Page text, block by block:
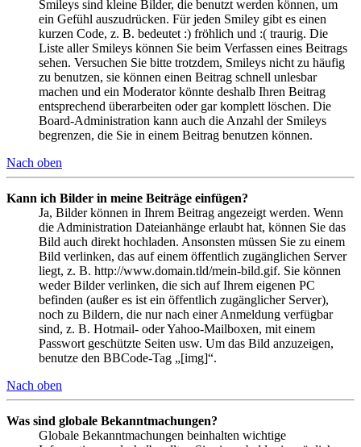
Smileys sind kleine Bilder, die benutzt werden können, um
ein Gefühl auszudrücken. Für jeden Smiley gibt es einen
kurzen Code, z. B. bedeutet :) fröhlich und :( traurig. Die
Liste aller Smileys können Sie beim Verfassen eines Beitrags
sehen. Versuchen Sie bitte trotzdem, Smileys nicht zu häufig
zu benutzen, sie können einen Beitrag schnell unlesbar
machen und ein Moderator könnte deshalb Ihren Beitrag
entsprechend überarbeiten oder gar komplett löschen. Die
Board-Administration kann auch die Anzahl der Smileys
begrenzen, die Sie in einem Beitrag benutzen können.
Nach oben
Kann ich Bilder in meine Beiträge einfügen?
Ja, Bilder können in Ihrem Beitrag angezeigt werden. Wenn
die Administration Dateianhänge erlaubt hat, können Sie das
Bild auch direkt hochladen. Ansonsten müssen Sie zu einem
Bild verlinken, das auf einem öffentlich zugänglichen Server
liegt, z. B. http://www.domain.tld/mein-bild.gif. Sie können
weder Bilder verlinken, die sich auf Ihrem eigenen PC
befinden (außer es ist ein öffentlich zugänglicher Server),
noch zu Bildern, die nur nach einer Anmeldung verfügbar
sind, z. B. Hotmail- oder Yahoo-Mailboxen, mit einem
Passwort geschützte Seiten usw. Um das Bild anzuzeigen,
benutze den BBCode-Tag „[img]“.
Nach oben
Was sind globale Bekanntmachungen?
Globale Bekanntmachungen beinhalten wichtige